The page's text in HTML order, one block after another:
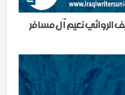
الروائي نعيم آل مسافر